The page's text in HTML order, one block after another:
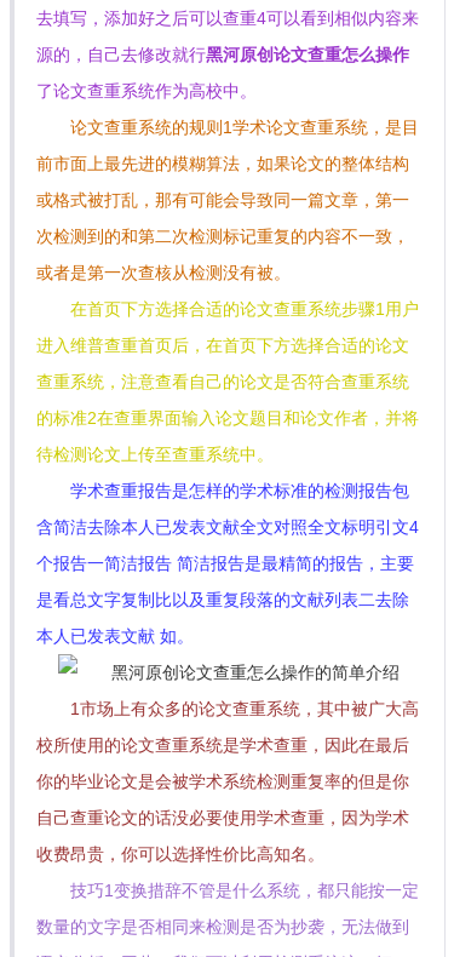
去填写，添加好之后可以查重4可以看到相似内容来
源的，自己去修改就行黑河原创论文查重怎么操作
了论文查重系统作为高校中。
论文查重系统的规则1学术论文查重系统，是目
前市面上最先进的模糊算法，如果论文的整体结构
或格式被打乱，那有可能会导致同一篇文章，第一
次检测到的和第二次检测标记重复的内容不一致，
或者是第一次查核从检测没有被。
在首页下方选择合适的论文查重系统步骤1用户
进入维普查重首页后，在首页下方选择合适的论文
查重系统，注意查看自己的论文是否符合查重系统
的标准2在查重界面输入论文题目和论文作者，并将
待检测论文上传至查重系统中。
学术查重报告是怎样的学术标准的检测报告包
含简洁去除本人已发表文献全文对照全文标明引文4
个报告一简洁报告 简洁报告是最精简的报告，主要
是看总文字复制比以及重复段落的文献列表二去除
本人已发表文献 如。
1市场上有众多的论文查重系统，其中被广大高
校所使用的论文查重系统是学术查重，因此在最后
你的毕业论文是会被学术系统检测重复率的但是你
自己查重论文的话没必要使用学术查重，因为学术
收费昂贵，你可以选择性价比高知名。
技巧1变换措辞不管是什么系统，都只能按一定
数量的文字是否相同来检测是否为抄袭，无法做到